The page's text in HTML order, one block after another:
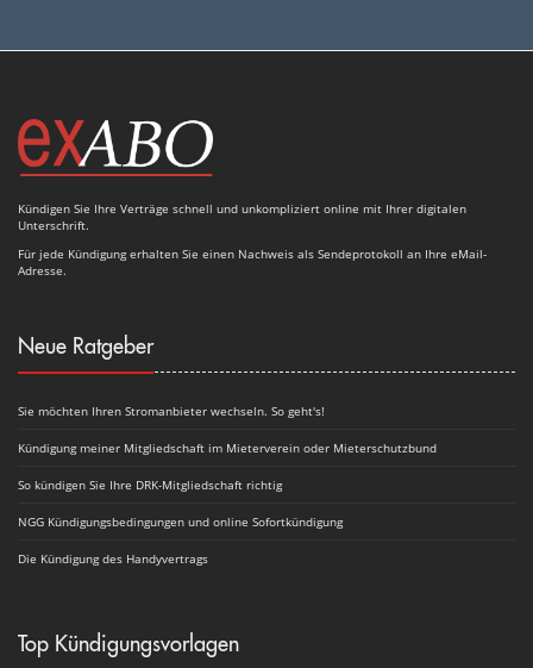
Kündigen Sie Ihre Verträge schnell und unkompliziert online mit Ihrer digitalen
Unterschrift.
Für jede Kündigung erhalten Sie einen Nachweis als Sendeprotokoll an Ihre eMail-
Adresse.
Neue Ratgeber
Sie möchten Ihren Stromanbieter wechseln. So geht's!
Kündigung meiner Mitgliedschaft im Mieterverein oder Mieterschutzbund
So kündigen Sie Ihre DRK-Mitgliedschaft richtig
NGG Kündigungsbedingungen und online Sofortkündigung
Die Kündigung des Handyvertrags
Top Kündigungsvorlagen